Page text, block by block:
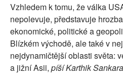
Vzhledem k tomu, že válka
nepolevuje, představuje
ekonomické, politické a
Blízkém východě, ale také v
nejdynamičtější oblasti světa:
a jižní Asii, píší Karthik